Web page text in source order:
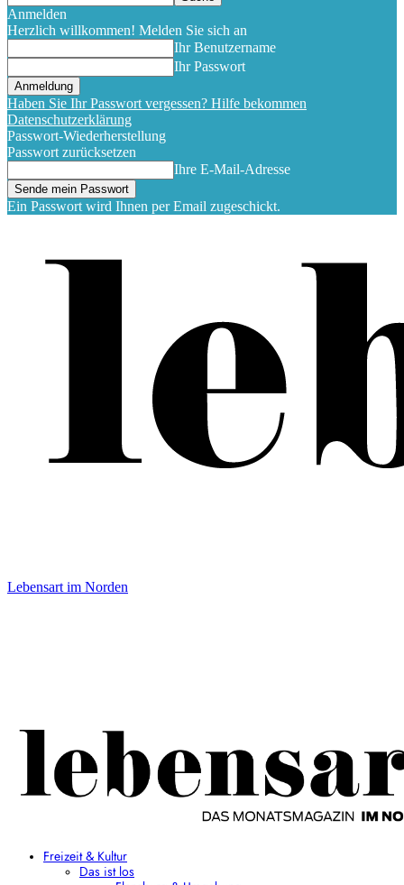
Anmelden
Herzlich willkommen! Melden Sie sich an
Ihr Benutzername
Ihr Passwort
Haben Sie Ihr Passwort vergessen? Hilfe bekommen
Datenschutzerklärung
Passwort-Wiederherstellung
Passwort zurücksetzen
Ihre E-Mail-Adresse
Ein Passwort wird Ihnen per Email zugeschickt.
Lebensart im Norden
Freizeit & Kultur
Das ist los